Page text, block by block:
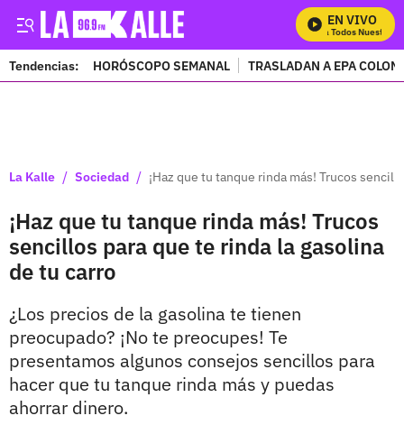
EN VIVO
Mira Todos Nuestros
Tendencias: HORÓSCOPO SEMANAL TRASLADAN A EPA
La Kalle / Sociedad / ¡Haz que tu tanque rinda más! Trucos
¡Haz que tu tanque rinda más! Trucos
sencillos para que te rinda la gasolina
de tu carro
¿Los precios de la gasolina te tienen
preocupado? ¡No te preocupes! Te
presentamos algunos consejos sencillos para
hacer que tu tanque rinda más y puedas
ahorrar dinero.